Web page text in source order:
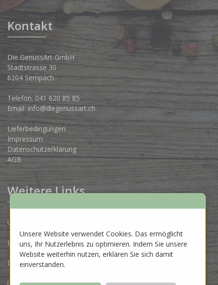
Kontakt
Die GenussArt GmbH
Stadtstrasse 30
6204 Sempach
Telefon: 041 620 85 85
Email: info@diegenussart.ch
Lieferbedingungen
Impressum
Datenschutzerklärung
AGB
Weitere Links
Unsere Produzenten
Lose Ware Konzept
Dein Eigenlabel
Unsere Website verwendet Cookies. Das ermöglicht
uns, Ihr Nutzerlebnis zu optimieren. Indem Sie unsere
Website weiterhin nutzen, erklären Sie sich damit
einverstanden.